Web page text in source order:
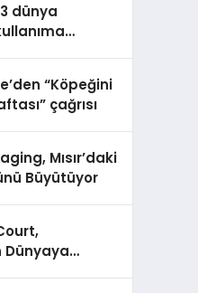
dünya
“Köpeğini
çağrısı
Mısır’daki
Büyütüyor
Dünyaya